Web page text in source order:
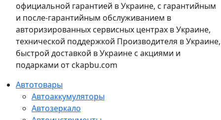
официальной гарантией в Украине, с гарантийным
и после-гарантийным обслуживанием в
авторизированных сервисных центрах в Украине,
технической поддержкой Производителя в Украине,
быстрой доставкой в Украине с акциями и
подарками от ckapbu.com
Автотовары
Автоаккумуляторы
Автозеркало